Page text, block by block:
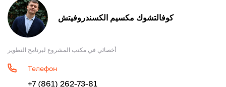
كوفالتشوك مكسيم الكسندروفيتش
أخصائي في مكتب المشروع لبرنامج التطوير
Телефон
+7 (861) 262-73-81